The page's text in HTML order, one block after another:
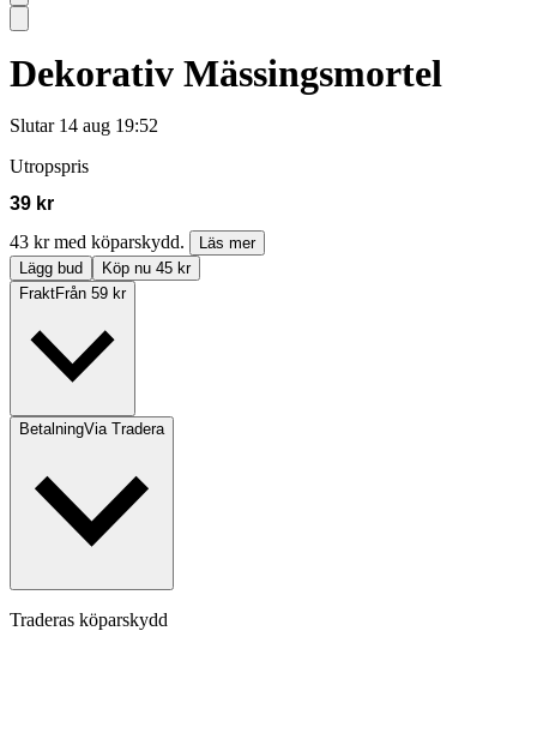
Dekorativ Mässingsmortel
Slutar 14 aug 19:52
Utropspris
39 kr
43 kr med köparskydd.
Läs mer
Lägg bud
Köp nu 45 kr
FraktFrån 59 kr
BetalningVia Tradera
Traderas köparskydd